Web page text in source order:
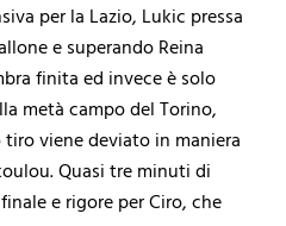
per la Lazio, Lukic pressa
e superando Reina
finita ed invece è solo
metà campo del Torino,
viene deviato in maniera
Quasi tre minuti di
e rigore per Ciro, che